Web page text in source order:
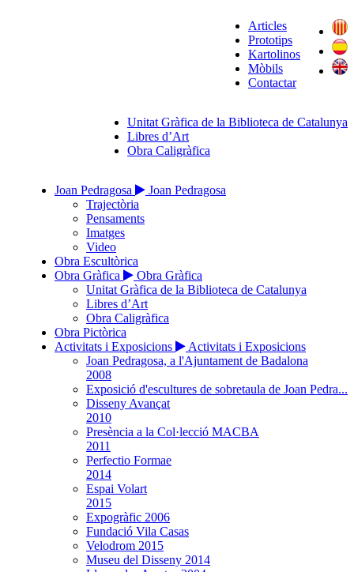
Articles
Prototips
Kartolinos
Mòbils
Contactar
Unitat Gràfica de la Biblioteca de Catalunya
Libres d’Art
Obra Caligràfica
Joan Pedragosa
Joan Pedragosa
Trajectòria
Pensaments
Imatges
Video
Obra Escultòrica
Obra Gràfica
Obra Gràfica
Unitat Gràfica de la Biblioteca de Catalunya
Libres d’Art
Obra Caligràfica
Obra Pictòrica
Activitats i Exposicions
Activitats i Exposicions
Joan Pedragosa, a l'Ajuntament de Badalona
2008
Exposició d'escultures de sobretaula de Joan Pedra...
Disseny Avançat
2010
Presència a la Col·lecció MACBA
2011
Perfectio Formae
2014
Espai Volart
2015
Expogràfic 2006
Fundació Vila Casas
Velodrom 2015
Museu del Disseny 2014